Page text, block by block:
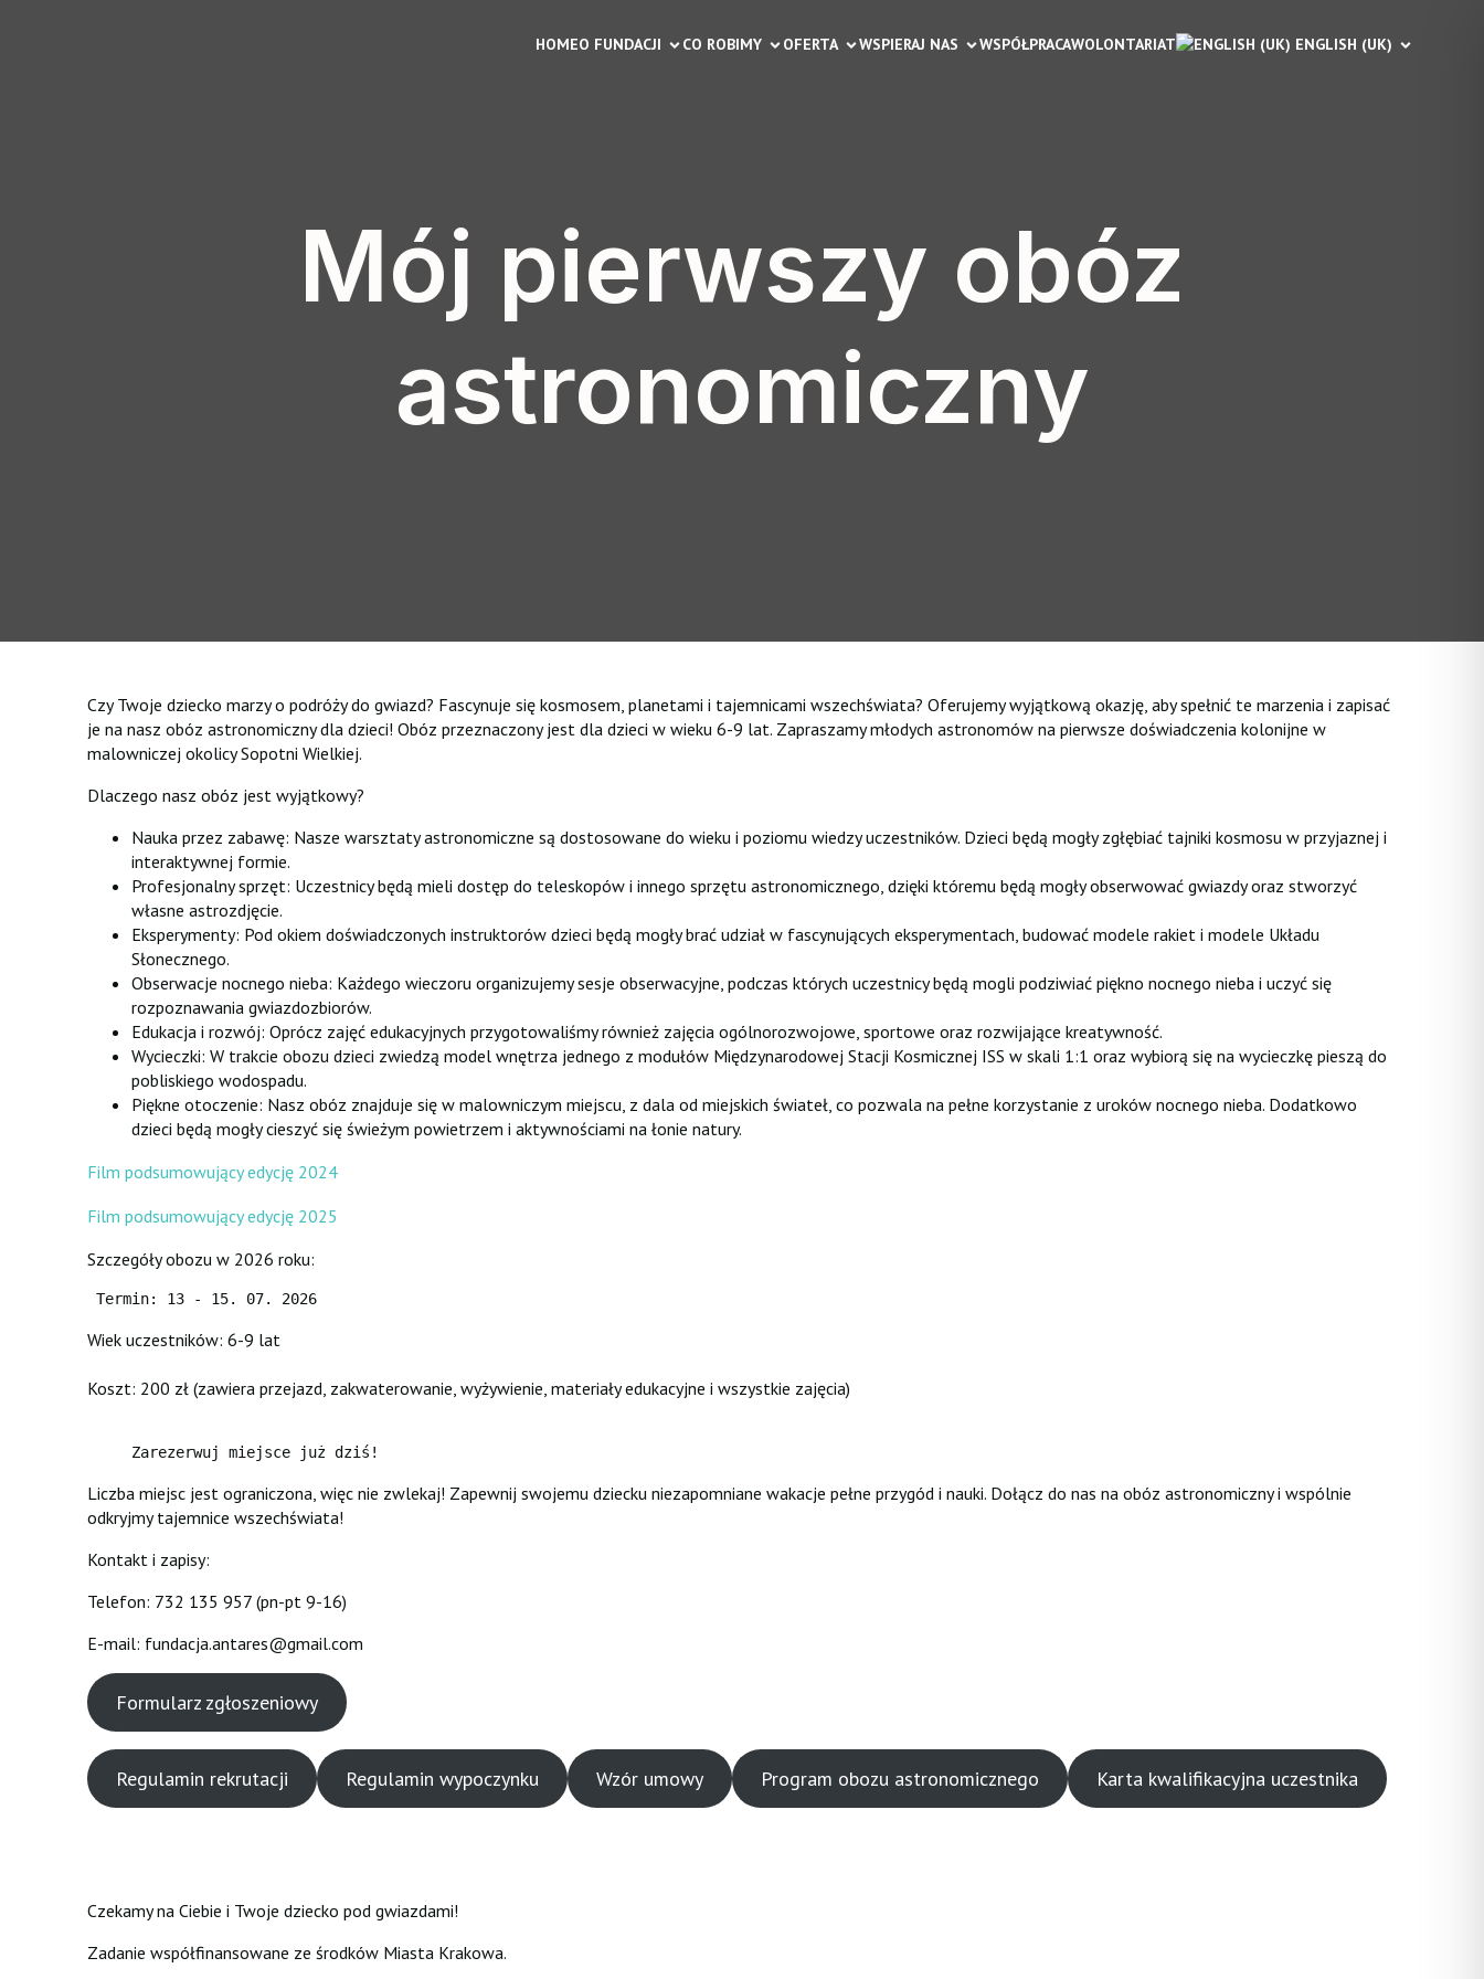
HOMEO FUNDACJI CO ROBIMY OFERTA WSPIERAJ NAS WSPÓŁPRACAWOLONTARIAT ENGLISH (UK)
Mój pierwszy obóz
astronomiczny
Czy Twoje dziecko marzy o podróży do gwiazd? Fascynuje się kosmosem, planetami i tajemnicami wszechświata? Oferujemy wyjątkową okazję, aby spełnić te marzenia i zapisać
je na nasz obóz astronomiczny dla dzieci! Obóz przeznaczony jest dla dzieci w wieku 6-9 lat. Zapraszamy młodych astronomów na pierwsze doświadczenia kolonijne w
malowniczej okolicy Sopotni Wielkiej.
Dlaczego nasz obóz jest wyjątkowy?
Nauka przez zabawę: Nasze warsztaty astronomiczne są dostosowane do wieku i poziomu wiedzy uczestników. Dzieci będą mogły zgłębiać tajniki kosmosu w przyjaznej i
interaktywnej formie.
Profesjonalny sprzęt: Uczestnicy będą mieli dostęp do teleskopów i innego sprzętu astronomicznego, dzięki któremu będą mogły obserwować gwiazdy oraz stworzyć
własne astrozdjęcie.
Eksperymenty: Pod okiem doświadczonych instruktorów dzieci będą mogły brać udział w fascynujących eksperymentach, budować modele rakiet i modele Układu
Słonecznego.
Obserwacje nocnego nieba: Każdego wieczoru organizujemy sesje obserwacyjne, podczas których uczestnicy będą mogli podziwiać piękno nocnego nieba i uczyć się
rozpoznawania gwiazdozbiorów.
Edukacja i rozwój: Oprócz zajęć edukacyjnych przygotowaliśmy również zajęcia ogólnorozwojowe, sportowe oraz rozwijające kreatywność.
Wycieczki: W trakcie obozu dzieci zwiedzą model wnętrza jednego z modułów Międzynarodowej Stacji Kosmicznej ISS w skali 1:1 oraz wybiorą się na wycieczkę pieszą do
pobliskiego wodospadu.
Piękne otoczenie: Nasz obóz znajduje się w malowniczym miejscu, z dala od miejskich świateł, co pozwala na pełne korzystanie z uroków nocnego nieba. Dodatkowo
dzieci będą mogły cieszyć się świeżym powietrzem i aktywnościami na łonie natury.
Film podsumowujący edycję 2024
Film podsumowujący edycję 2025
Szczegóły obozu w 2026 roku:
Termin: 13 - 15. 07. 2026
Wiek uczestników: 6-9 lat
Koszt: 200 zł (zawiera przejazd, zakwaterowanie, wyżywienie, materiały edukacyjne i wszystkie zajęcia)
     Zarezerwuj miejsce już dziś!
Liczba miejsc jest ograniczona, więc nie zwlekaj! Zapewnij swojemu dziecku niezapomniane wakacje pełne przygód i nauki. Dołącz do nas na obóz astronomiczny i wspólnie
odkryjmy tajemnice wszechświata!
Kontakt i zapisy:
Telefon: 732 135 957 (pn-pt 9-16)
E-mail: fundacja.antares@gmail.com
Formularz zgłoszeniowy
Regulamin rekrutacji Regulamin wypoczynku Wzór umowy Program obozu astronomicznego Karta kwalifikacyjna uczestnika
Czekamy na Ciebie i Twoje dziecko pod gwiazdami!
Zadanie współfinansowane ze środków Miasta Krakowa.